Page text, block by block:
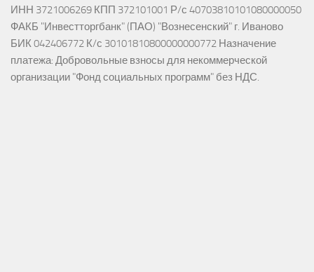
ИНН 3721006269 КПП 372101001 Р/с 40703810101080000050
ФАКБ "Инвестторгбанк" (ПАО) "Вознесенский" г. Иваново
БИК 042406772 К/с 30101810800000000772 Назначение
платежа: Добровольные взносы для некоммерческой
организации "Фонд социальных программ" без НДС.